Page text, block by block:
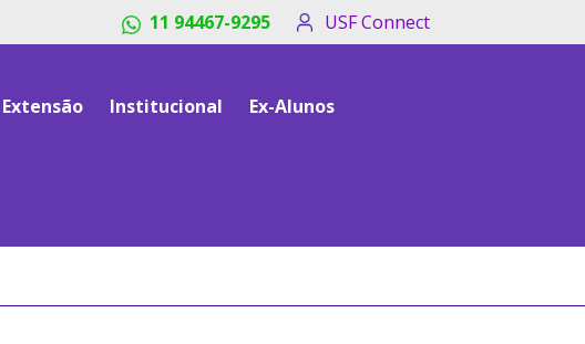
11 94467-9295 USF Connect
Institucional Ex-Alunos